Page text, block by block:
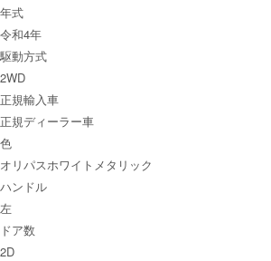
年式
令和4年
駆動方式
2WD
正規輸入車
正規ディーラー車
色
オリパスホワイトメタリック
ハンドル
左
ドア数
2D